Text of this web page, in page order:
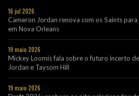
16 jul 2026
Cameron Jordan renova com os Saints para
em Nova Orleans
19 maio 2026
Mickey Loomis fala sobre o futuro incerto
Jordan e Taysom Hill
19 maio 2026